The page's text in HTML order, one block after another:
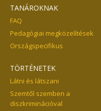
TANÁROKNAK
FAQ
Pedagógiai megközelítések
Országspecifikus
TÖRTÉNETEK
Látni és látszani
Szemtől szemben a
diszkriminációval